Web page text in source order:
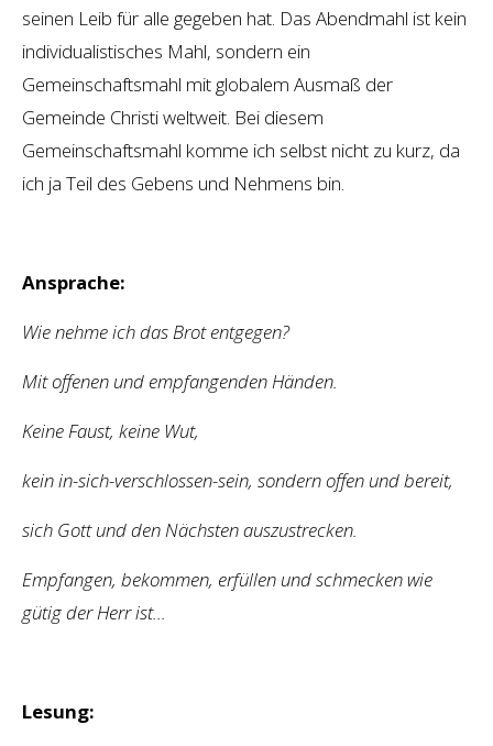
seinen Leib für alle gegeben hat. Das Abendmahl ist kein
individualistisches Mahl, sondern ein
Gemeinschaftsmahl mit globalem Ausmaß der
Gemeinde Christi weltweit. Bei diesem
Gemeinschaftsmahl komme ich selbst nicht zu kurz, da
ich ja Teil des Gebens und Nehmens bin.
Ansprache:
Wie nehme ich das Brot entgegen?
Mit offenen und empfangenden Händen.
Keine Faust, keine Wut,
kein in-sich-verschlossen-sein, sondern offen und bereit,
sich Gott und den Nächsten auszustrecken.
Empfangen, bekommen, erfüllen und schmecken wie
gütig der Herr ist…
Lesung: